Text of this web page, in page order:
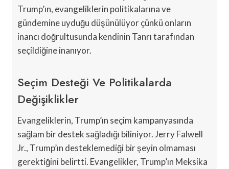
Trump’ın, evangeliklerin politikalarına ve
gündemine uyduğu düşünülüyor çünkü onların
inancı doğrultusunda kendinin Tanrı tarafından
seçildiğine inanıyor.
Seçim Desteği Ve Politikalarda
Değişiklikler
Evangeliklerin, Trump’ın seçim kampanyasında
sağlam bir destek sağladığı biliniyor. Jerry Falwell
Jr., Trump’ın desteklemediği bir şeyin olmaması
gerektiğini belirtti. Evangelikler, Trump’ın Meksika